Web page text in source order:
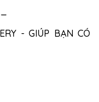
- GIÚP BẠN CÓ